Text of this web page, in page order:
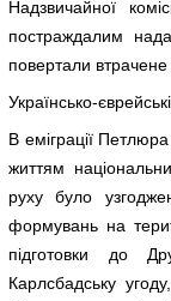
Надзвичайної
постраждалим
повертали
Українсько-
В еміграції
життям
руху було
формувань на
підготовки до
Карлсбадську